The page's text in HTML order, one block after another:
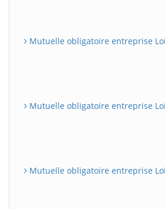
Mutuelle obligatoire entreprise
Mutuelle obligatoire entreprise
Mutuelle obligatoire entreprise